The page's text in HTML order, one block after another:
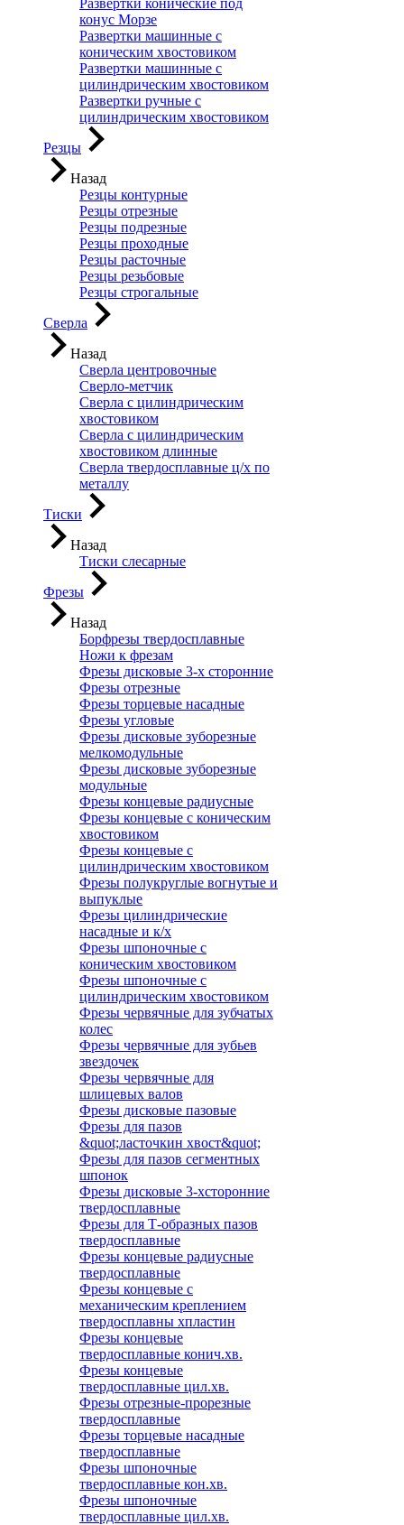
Развертки конические под
конус Морзе
Развертки машинные с
коническим хвостовиком
Развертки машинные с
цилиндрическим хвостовиком
Развертки ручные с
цилиндрическим хвостовиком
Резцы
Назад
Резцы контурные
Резцы отрезные
Резцы подрезные
Резцы проходные
Резцы расточные
Резцы резьбовые
Резцы строгальные
Сверла
Назад
Сверла центровочные
Сверло-метчик
Сверла с цилиндрическим
хвостовиком
Сверла с цилиндрическим
хвостовиком длинные
Сверла твердосплавные ц/х по
металлу
Тиски
Назад
Тиски слесарные
Фрезы
Назад
Борфрезы твердосплавные
Ножи к фрезам
Фрезы дисковые 3-х сторонние
Фрезы отрезные
Фрезы торцевые насадные
Фрезы угловые
Фрезы дисковые зуборезные
мелкомодульные
Фрезы дисковые зуборезные
модульные
Фрезы концевые радиусные
Фрезы концевые с коническим
хвостовиком
Фрезы концевые с
цилиндрическим хвостовиком
Фрезы полукруглые вогнутые и
выпуклые
Фрезы цилиндрические
насадные и к/х
Фрезы шпоночные с
коническим хвостовиком
Фрезы шпоночные с
цилиндрическим хвостовиком
Фрезы червячные для зубчатых
колес
Фрезы червячные для зубьев
звездочек
Фрезы червячные для
шлицевых валов
Фрезы дисковые пазовые
Фрезы для пазов
&quot;ласточкин хвост&quot;
Фрезы для пазов сегментных
шпонок
Фрезы дисковые 3-хсторонние
твердосплавные
Фрезы для Т-образных пазов
твердосплавные
Фрезы концевые радиусные
твердосплавные
Фрезы концевые с
механическим креплением
твердосплавны хпластин
Фрезы концевые
твердосплавные конич.хв.
Фрезы концевые
твердосплавные цил.хв.
Фрезы отрезные-прорезные
твердосплавные
Фрезы торцевые насадные
твердосплавные
Фрезы шпоночные
твердосплавные кон.хв.
Фрезы шпоночные
твердосплавные цил.хв.